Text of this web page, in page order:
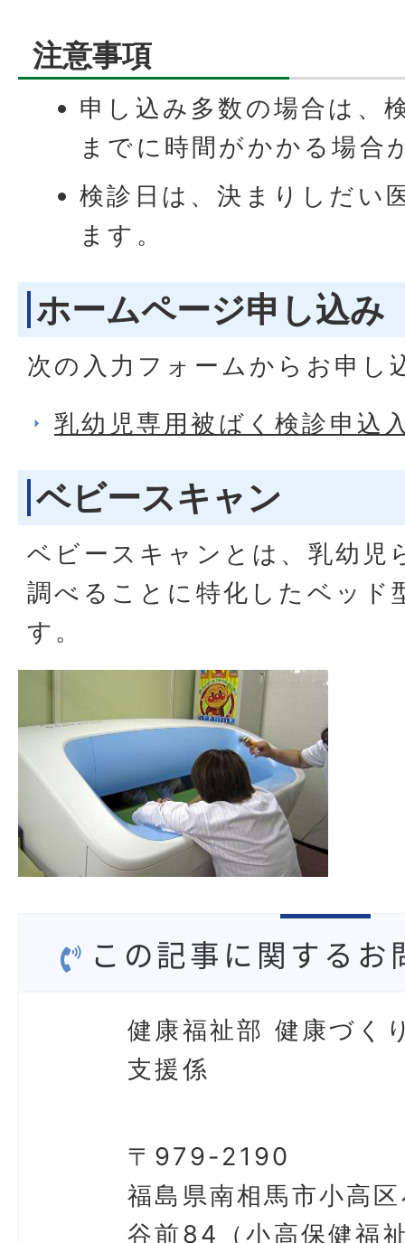
注意事項
申し込み多数の場合は、
までに時間がかかる場合
検診日は、決まりしだい
ます。
ホームページ申し込み
次の入力フォームからお申し
乳幼児専用被ばく検診申込
ベビースキャン
ベビースキャンとは、乳幼児
調べることに特化したベッド
す。
この記事に関するお
健康福祉部 健康づく
支援係
〒979-2190
福島県南相馬市小高
谷前84（小高保健福